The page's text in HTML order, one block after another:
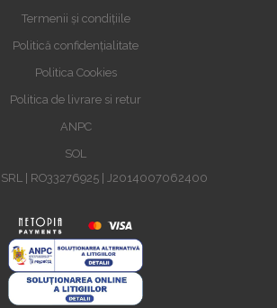
Termenii și condițiile
Politică confidențialitate
Politica Cookies
Politica de livrare si retur
ANPC
SOL
| RO33276925 | J2014007062400